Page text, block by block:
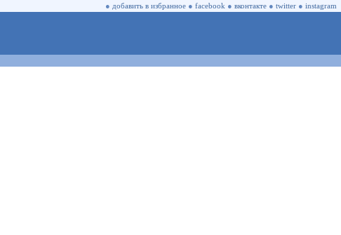
● добавить в избранное ● facebook ● вконтакте ● twitter ● instagram